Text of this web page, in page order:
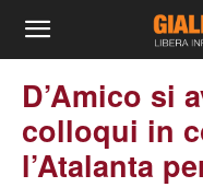
D’Amico si
colloqui in
l’Atalanta